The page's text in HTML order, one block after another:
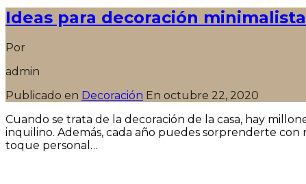
Ideas para decoración
Por
admin
Publicado en Decoración En octubre 22, 2020
Cuando se trata de la decoración de la casa, hay
inquilino. Además, cada año puedes sorprenderte
toque personal…